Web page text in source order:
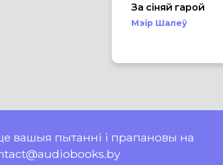
За сіняй гарой
Мэір Шалеў
вашыя пытанні і прапановы на